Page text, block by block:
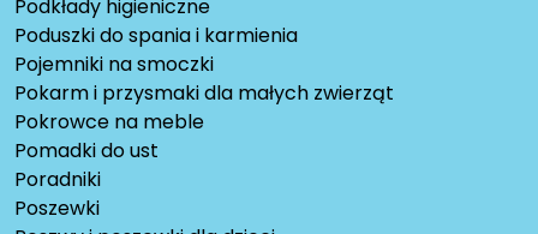
Podkłady higieniczne
Poduszki do spania i karmienia
Pojemniki na smoczki
Pokarm i przysmaki dla małych zwierząt
Pokrowce na meble
Pomadki do ust
Poradniki
Poszewki